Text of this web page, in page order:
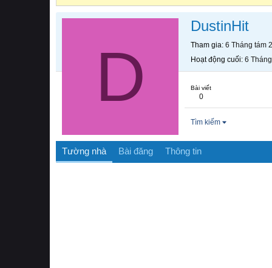
D
DustinHit
Tham gia 6 Tháng tám
Hoạt động cuối 6
Bài viết
0
Tìm kiếm
Tường nhà Bài đăng Thông tin